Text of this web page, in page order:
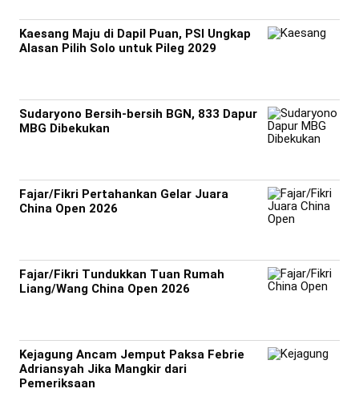
Kaesang Maju di Dapil Puan, PSI Ungkap
Alasan Pilih Solo untuk Pileg 2029
Sudaryono Bersih-bersih BGN, 833 Dapur
MBG Dibekukan
Fajar/Fikri Pertahankan Gelar Juara
China Open 2026
Fajar/Fikri Tundukkan Tuan Rumah
Liang/Wang China Open 2026
Kejagung Ancam Jemput Paksa Febrie
Adriansyah Jika Mangkir dari
Pemeriksaan